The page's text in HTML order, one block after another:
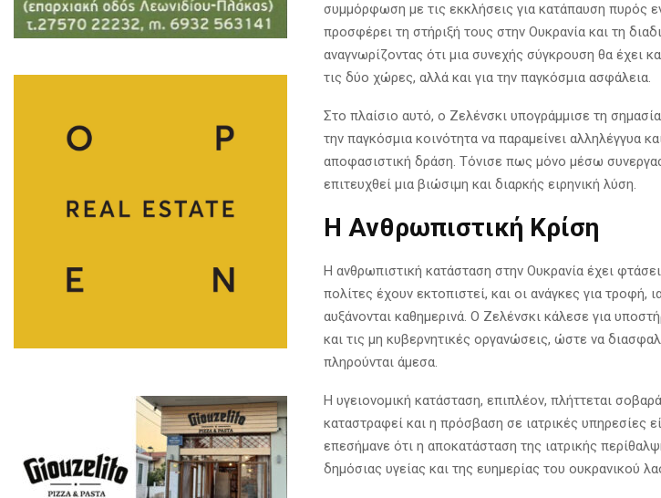
συμμόρφωση με τις εκκλήσεις για κατάπαυση πυρός
προσφέρει τη στήριξή τους στην Ουκρανία και τη
αναγνωρίζοντας ότι μια συνεχής σύγκρουση θα έχει
τις δύο χώρες, αλλά και για την παγκόσμια ασφάλεια.
Στο πλαίσιο αυτό, ο Ζελένσκι υπογράμμισε τη
την παγκόσμια κοινότητα να παραμείνει αλληλέγγυα
αποφασιστική δράση. Τόνισε πως μόνο μέσω
επιτευχθεί μια βιώσιμη και διαρκής ειρηνική λύση.
Η Ανθρωπιστική Κρίση
Η ανθρωπιστική κατάσταση στην Ουκρανία έχει
πολίτες έχουν εκτοπιστεί, και οι ανάγκες για τροφή,
αυξάνονται καθημερινά. Ο Ζελένσκι κάλεσε για
και τις μη κυβερνητικές οργανώσεις, ώστε να
πληρούνται άμεσα.
Η υγειονομική κατάσταση, επιπλέον, πλήττεται
καταστραφεί και η πρόσβαση σε ιατρικές υπηρεσίες
επεσήμανε ότι η αποκατάσταση της ιατρικής
δημόσιας υγείας και της ευημερίας του ουκρανικού